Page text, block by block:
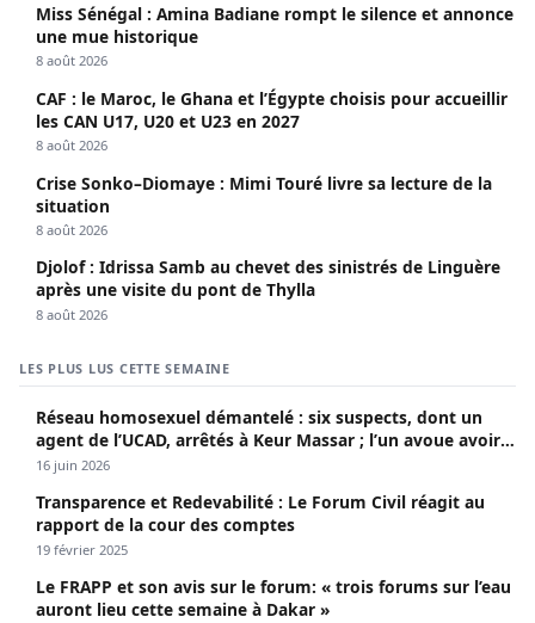
Miss Sénégal : Amina Badiane rompt le silence et annonce
une mue historique
8 août 2026
CAF : le Maroc, le Ghana et l’Égypte choisis pour accueillir
les CAN U17, U20 et U23 en 2027
8 août 2026
Crise Sonko–Diomaye : Mimi Touré livre sa lecture de la
situation
8 août 2026
Djolof : Idrissa Samb au chevet des sinistrés de Linguère
après une visite du pont de Thylla
8 août 2026
LES PLUS LUS CETTE SEMAINE
Réseau homosexuel démantelé : six suspects, dont un
agent de l’UCAD, arrêtés à Keur Massar ; l’un avoue avoir
propagé le VIH depuis 2018
16 juin 2026
Transparence et Redevabilité : Le Forum Civil réagit au
rapport de la cour des comptes
19 février 2025
Le FRAPP et son avis sur le forum: « trois forums sur l’eau
auront lieu cette semaine à Dakar »